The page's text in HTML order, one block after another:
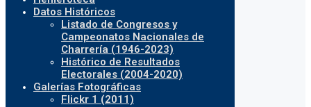
Datos Históricos
Listado de Congresos y
Campeonatos Nacionales de
Charrería (1946-2023)
Histórico de Resultados
Electorales (2004-2020)
Galerías Fotográficas
Flickr 1 (2011)